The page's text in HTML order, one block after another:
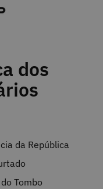
dos
da República
Tombo